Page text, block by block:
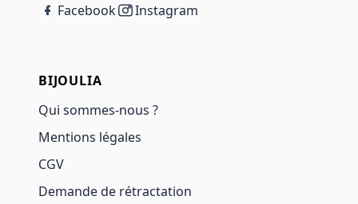
Facebook
Instagram
BIJOULIA
Qui sommes-nous ?
Mentions légales
CGV
Demande de rétractation